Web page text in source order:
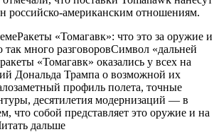
российско-американским отношениям.
«Томагавк»: что это за оружие и
так много разговоровСимвол «дальней
«Томагавк» оказались у всех на
Дональда Трампа о возможной их
профиль полета, точные
десятилетия модернизаций — в
что собой представляет это оружие и на
дальше